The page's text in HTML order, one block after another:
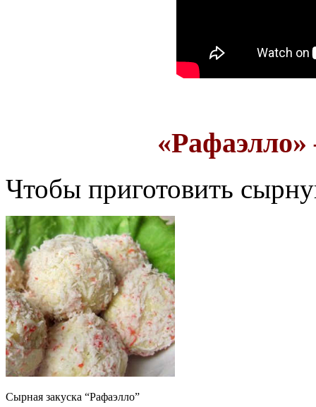
«Рафаэлло»
Чтобы приготовить
Сырная закуска “Рафаэлло”